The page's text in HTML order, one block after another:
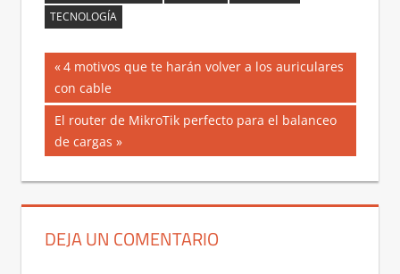
TECNOLOGÍA
Navegación
de
entradas
Entrada
anterior:
4 motivos que te harán volver a los auriculares
con cable
Siguiente
entrada:
El router de MikroTik perfecto para el balanceo
de cargas
DEJA UN COMENTARIO